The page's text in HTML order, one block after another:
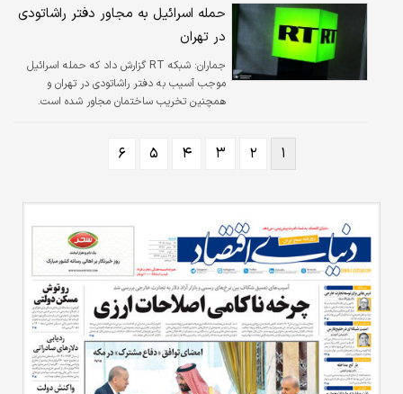
حمله اسرائیل به مجاور دفتر راشاتودی
در تهران
جماران:
شبکه RT گزارش داد که حمله اسرائیل
موجب آسیب به دفتر راشاتودی در تهران و
همچنین تخریب ساختمان مجاور شده است.
۱ ۲ ۳ ۴ ۵ ۶